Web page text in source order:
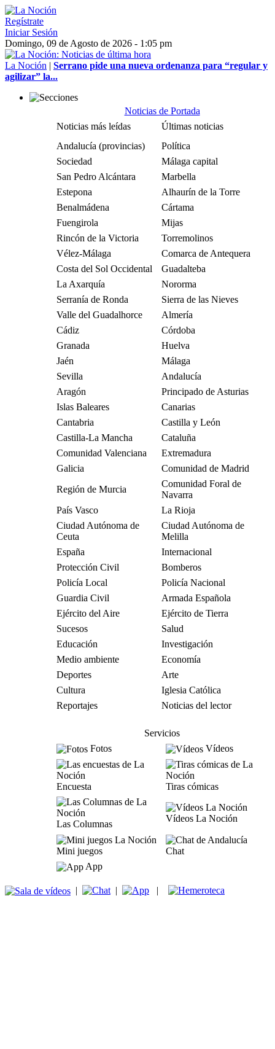
Regístrate
Iniciar Sesión
Domingo, 09 de Agosto de 2026 - 1:05 pm
La Noción | Serrano pide una nueva ordenanza para “regular y
agilizar” la...
Noticias de Portada
Noticias más leídas
Últimas noticias
Andalucía (provincias)
Política
Sociedad
Málaga capital
San Pedro Alcántara
Marbella
Estepona
Alhaurín de la Torre
Benalmádena
Cártama
Fuengirola
Mijas
Rincón de la Victoria
Torremolinos
Vélez-Málaga
Comarca de Antequera
Costa del Sol Occidental
Guadalteba
La Axarquía
Nororma
Serranía de Ronda
Sierra de las Nieves
Valle del Guadalhorce
Almería
Cádiz
Córdoba
Granada
Huelva
Jaén
Málaga
Sevilla
Andalucía
Aragón
Principado de Asturias
Islas Baleares
Canarias
Cantabria
Castilla y León
Castilla-La Mancha
Cataluña
Comunidad Valenciana
Extremadura
Galicia
Comunidad de Madrid
Región de Murcia
Comunidad Foral de
Navarra
País Vasco
La Rioja
Ciudad Autónoma de
Ceuta
Ciudad Autónoma de
Melilla
España
Internacional
Protección Civil
Bomberos
Policía Local
Policía Nacional
Guardia Civil
Armada Española
Ejército del Aire
Ejército de Tierra
Sucesos
Salud
Educación
Investigación
Medio ambiente
Economía
Deportes
Arte
Cultura
Iglesia Católica
Reportajes
Noticias del lector
Servicios
Fotos
Vídeos
Encuesta Tiras cómicas
Las Columnas
Vídeos La Noción
Mini juegos
Chat
App
| | |